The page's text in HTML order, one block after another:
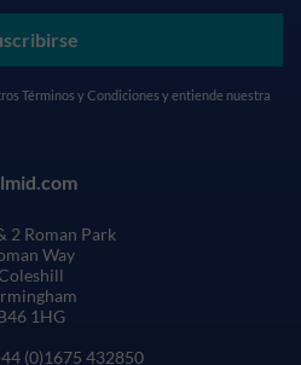
Términos y Condiciones y entiende nuestra
2 Roman Park
Way
1HG
(0)1675 432850